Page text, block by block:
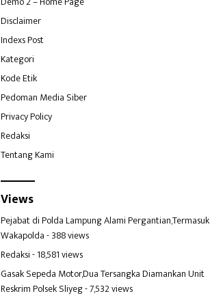
Disclaimer
Indexs Post
Kategori
Kode Etik
Pedoman Media Siber
Privacy Policy
Redaksi
Tentang Kami
Views
Pejabat di Polda Lampung Alami Pergantian,Termasuk
Wakapolda- 388 views
Redaksi- 18,581 views
Gasak Sepeda Motor,Dua Tersangka Diamankan Unit
Reskrim Polsek Sliyeg- 7,532 views